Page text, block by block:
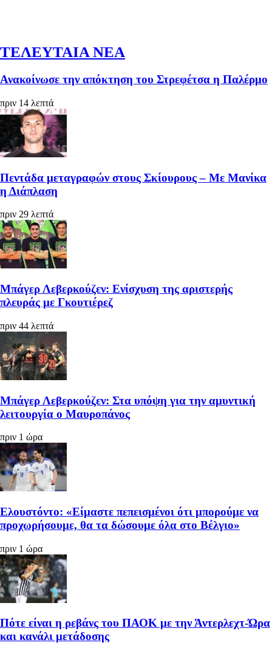
ΤΕΛΕΥΤΑΙΑ ΝΕΑ
Ανακοίνωσε την απόκτηση του Στρεφέτσα η Παλέρμο
πριν 14 λεπτά
Πεντάδα μεταγραφών στους Σκίουρους – Με Μανίκα
η Διάπλαση
πριν 29 λεπτά
Μπάγερ Λεβερκούζεν: Ενίσχυση της αριστερής
πλευράς με Γκουτιέρεζ
πριν 44 λεπτά
Μπάγερ Λεβερκούζεν: Στα υπόψη για την αμυντική
λειτουργία ο Μαυροπάνος
πριν 1 ώρα
Ελουστόντο: «Είμαστε πεπεισμένοι ότι μπορούμε να
προχωρήσουμε, θα τα δώσουμε όλα στο Βέλγιο»
πριν 1 ώρα
Πότε είναι η ρεβάνς του ΠΑΟΚ με την Άντερλεχτ-Ώρα
και κανάλι μετάδοσης